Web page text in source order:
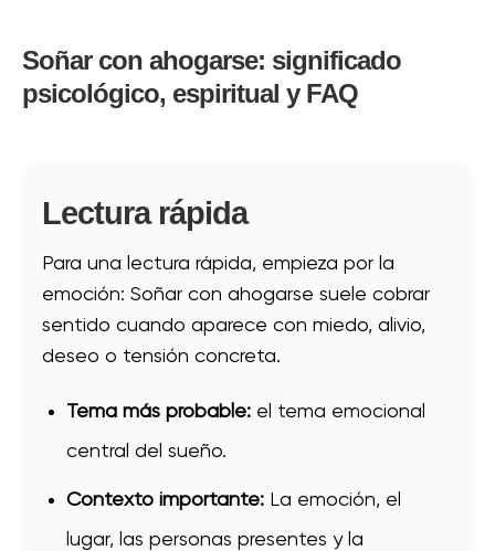
Soñar con ahogarse: significado
psicológico, espiritual y FAQ
Lectura rápida
Para una lectura rápida, empieza por la
emoción: Soñar con ahogarse suele cobrar
sentido cuando aparece con miedo, alivio,
deseo o tensión concreta.
Tema más probable: el tema emocional
central del sueño.
Contexto importante: La emoción, el
lugar, las personas presentes y la